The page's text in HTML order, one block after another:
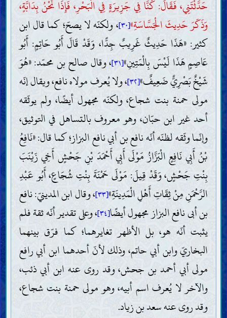
حَدَّثْتَنِي، فَقَالَ: كُنَّا فِي جَزِيرَةٍ فِي الْبَحْرِ، فَإِذَا نَحْنُ بِدَابَّةٍ،
وَذَكَرَ حَدِيثَ الْجَسَّاسَةِ»[٣٠] ، ولكنّه لا يصحّ؛ كما قال ابن
كثير: «هَذَا حَدِيثٌ غَرِيبٌ جِدًّا، وَقَدْ قَالَ أَبُو حَاتِمٍ: أَبُو
عَاصِمٍ هَذَا لَيْسَ بِالْمَتِينِ»[٣١] ، وقال صالح بن محمّد: «هُوَ
شَيْخٌ بَصْرِيٌّ ضَعِيفٌ»[٣٢]
، ولا يُعرف مولاه نافع، ويقال إنّه
مولى حمنة بنت شجاع، ولكنّه مجهول أيضًا، ولم يوثّقه
أحد غير ابن حبّان، وهو معروف بالتساهل في التوثيق،
وإنّما وثّقه لظنّه أنّه نافع بن أبي نافع البزاز؛ كما قال: «نَافِعُ
بْنُ أَبِي نَافِعٍ الْبَزَّازُ مَوْلَى أَبِي أَحْمَدَ بْنِ جَحْشٍ أَخِي زَيْنَبَ
بِنْتِ جَحْشٍ، وَقَدْ قِيلَ: مَوْلَى حَمْنَةَ بِنْتِ شُجَاعٍ، أَبُو عَبْدِ
الرَّحْمَنِ مِنْ ثِقَاتِ أَهْلِ الْمَدِينَةِ»[٣٣]
، وقال ابن المدينيّ: نافع
بن أبى نافع البزاز مجهول أيضًا[٣٤]
، وعلى تقدير أنّه ثقة فلم
يثبت أنّه هو، بل الأظهر تغايرهما؛ كما فرّق بينهما
البخاريّ وابن أبي حاتم، وذلك لأنّ أحدهما ابن أبي رافع
مولى أبي أحمد بن جحش، وقد روى عنه ابن أبي ذئب،
والآخر لا يُعرف اسم أبيه، وهو مولى حمنة بنت شجاع،
وقد روى عنه سعد بن زياد.